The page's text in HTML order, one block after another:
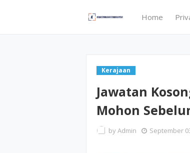
Home
Kerajaan
Jawatan
Mohon
byAdmin September